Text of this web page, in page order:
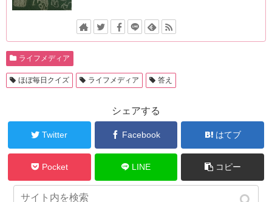
ライフメディア
ほぼ毎日クイズ ライフメディア 答え
シェアする
Twitter Facebook はてブ
Pocket LINE コピー